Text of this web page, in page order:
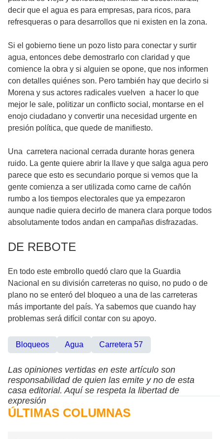
decir que el agua es para empresas, para ricos, para
refresqueras o para desarrollos que ni existen en la zona.
Si el gobierno tiene un pozo listo para conectar y surtir
agua, entonces debe demostrarlo con claridad y que
comience la obra y si alguien se opone, que nos informen
con detalles quiénes son. Pero también hay que decirlo si
Morena y sus actores radicales vuelven a hacer lo que
mejor le sale, politizar un conflicto social, montarse en el
enojo ciudadano y convertir una necesidad urgente en
presión política, que quede de manifiesto.
Una carretera nacional cerrada durante horas genera
ruido. La gente quiere abrir la llave y que salga agua pero
parece que esto es secundario porque si vemos que la
gente comienza a ser utilizada como carne de cañón
rumbo a los tiempos electorales que ya empezaron
aunque nadie quiera decirlo de manera clara porque todos
absolutamente todos andan en campañas disfrazadas.
DE REBOTE
En todo este embrollo quedó claro que la Guardia
Nacional en su división carreteras no quiso, no pudo o de
plano no se enteró del bloqueo a una de las carreteras
más importante del país. Ya sabemos que cuando hay
problemas será difícil contar con su apoyo.
Bloqueos Agua Carretera 57
Las opiniones vertidas en este artículo son
responsabilidad de quien las emite y no de esta
casa editorial. Aquí se respeta la libertad de
expresión
ÚLTIMAS COLUMNAS